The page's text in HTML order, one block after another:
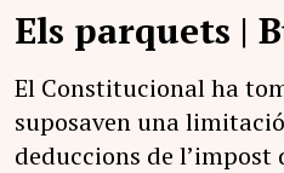
Els parquets |
El Constitucional ha
suposaven una
deduccions de l’impost